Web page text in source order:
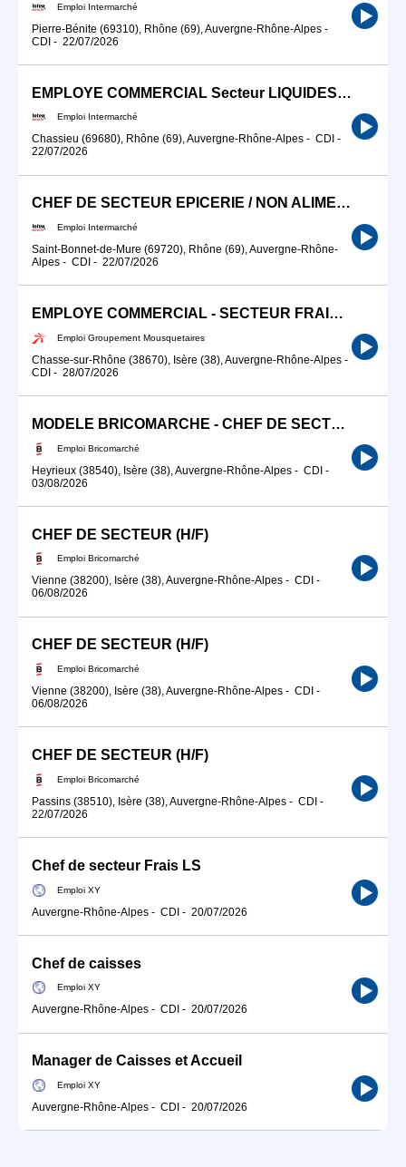
Emploi Intermarché
Pierre-Bénite (69310), Rhône (69), Auvergne-Rhône-Alpes -
CDI - 22/07/2026
EMPLOYE COMMERCIAL Secteur LIQUIDES (H/F)
Emploi Intermarché
Chassieu (69680), Rhône (69), Auvergne-Rhône-Alpes - CDI -
22/07/2026
CHEF DE SECTEUR EPICERIE / NON ALIMENTAIRE (H/F)
Emploi Intermarché
Saint-Bonnet-de-Mure (69720), Rhône (69), Auvergne-Rhône-
Alpes - CDI - 22/07/2026
EMPLOYE COMMERCIAL - SECTEUR FRAIS (H/F)
Emploi Groupement Mousquetaires
Chasse-sur-Rhône (38670), Isère (38), Auvergne-Rhône-Alpes -
CDI - 28/07/2026
MODELE BRICOMARCHE - CHEF DE SECTEUR (H/F)
Emploi Bricomarché
Heyrieux (38540), Isère (38), Auvergne-Rhône-Alpes - CDI -
03/08/2026
CHEF DE SECTEUR (H/F)
Emploi Bricomarché
Vienne (38200), Isère (38), Auvergne-Rhône-Alpes - CDI -
06/08/2026
CHEF DE SECTEUR (H/F)
Emploi Bricomarché
Vienne (38200), Isère (38), Auvergne-Rhône-Alpes - CDI -
06/08/2026
CHEF DE SECTEUR (H/F)
Emploi Bricomarché
Passins (38510), Isère (38), Auvergne-Rhône-Alpes - CDI -
22/07/2026
Chef de secteur Frais LS
Emploi XY
Auvergne-Rhône-Alpes - CDI - 20/07/2026
Chef de caisses
Emploi XY
Auvergne-Rhône-Alpes - CDI - 20/07/2026
Manager de Caisses et Accueil
Emploi XY
Auvergne-Rhône-Alpes - CDI - 20/07/2026